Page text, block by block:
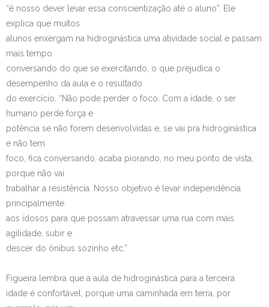
“é nosso dever levar essa conscientização até o aluno”. Ele
explica que muitos
alunos enxergam na hidroginástica uma atividade social e passam
mais tempo
conversando do que se exercitando, o que prejudica o
desempenho da aula e o resultado
do exercício. “Não pode perder o foco. Com a idade, o ser
humano perde força e
potência se não forem desenvolvidas e, se vai pra hidroginástica
e não tem
foco, fica conversando, acaba piorando, no meu ponto de vista,
porque não vai
trabalhar a resistência. Nosso objetivo é levar independência
principalmente
aos idosos para que possam atravessar uma rua com mais
agilidade, subir e
descer do ônibus sozinho etc.”
Figueira lembra que a aula de hidroginástica para a terceira
idade é confortável, porque uma caminhada em terra, por